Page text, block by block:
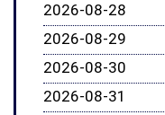
2026-08-28
2026-08-29
2026-08-30
2026-08-31